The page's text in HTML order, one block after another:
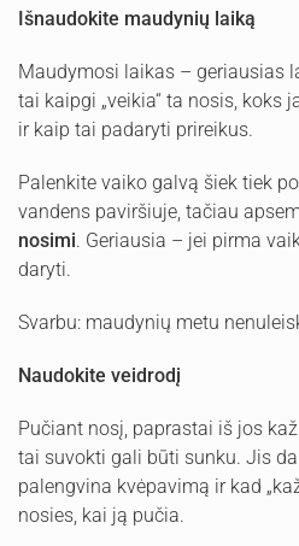
Išnaudokite maudynių laiką
Maudymosi laikas – geriausias
tai kaipgi „veikia“ ta nosis, koks
ir kaip tai padaryti prireikus.
Palenkite vaiko galvą šiek tiek
vandens paviršiuje, tačiau
nosimi. Geriausia – jei pirma
daryti.
Svarbu: maudynių metu
Naudokite veidrodį
Pučiant nosį, paprastai iš jos
tai suvokti gali būti sunku. Jis
palengvina kvėpavimą ir kad
nosies, kai ją pučia.